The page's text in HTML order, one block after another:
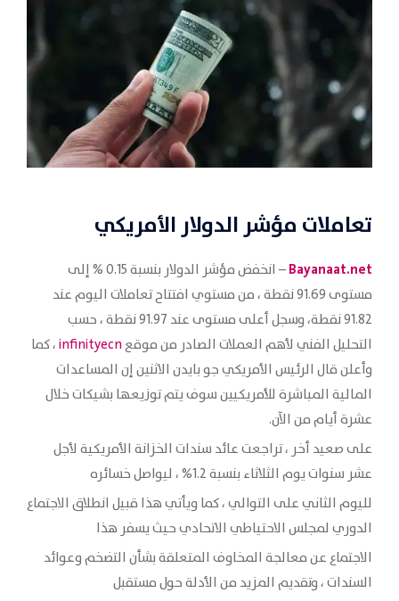
تعاملات مؤشرالدولار الأمريكي
Bayanaat.net
– انخفض مؤشر الدولار بنسبة 0.15 % إلى
مستوى 91.69 نقطة ، من مستوي افتتاح تعاملات اليوم عند
91.82 نقطة، وسجل أعلى مستوى عند 91.97 نقطة ، حسب
التحليل الفني لأهم العملات الصادر من موقعinfinityecn، كما
وأعلن قال الرئيس الأمريكي جو بايدن الاثنين إن المساعدات
المالية المباشرة للأمريكيين سوف يتم توزيعها بشيكات خلال
عشرة أيام من الآن.
على صعيد أخر ، تراجعت عائد سندات الخزانة الأمريكية لأجل
عشر سنوات يوم الثلاثاء بنسبة 1.2% ، ليواصل خسائره
لليوم الثاني على التوالي ، كما ويأتي هذا قبيل انطلاق الاجتماع
الدوري لمجلس الاحتياطي الاتحادي حيث يسفر هذا
الاجتماع عن معالجة المخاوف المتعلقة بشأن التضخم وعوائد
السندات ، وتقديم المزيد من الأدلة حول مستقبل